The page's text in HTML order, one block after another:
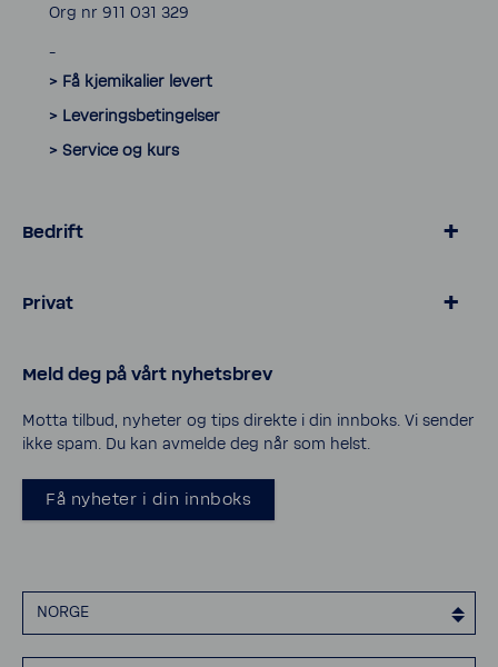
Org nr 911 031 329
> Få kjemikalier levert
> Leveringsbetingelser
> Service og kurs
Bedrift
> Eiendom & industri
_
> Rørlegger kurs
> Bli forhandler
Privat
> Basseng og bassengvann
> Vannrensing hus og hytte
_
> Cookies
> Personvern
> Erklæring om tilgjengelighet
Meld deg på vårt nyhetsbrev
Motta tilbud, nyheter og tips direkte i din innboks. Vi sender
ikke spam. Du kan avmelde deg når som helst.
Få nyheter i din innboks
NORGE